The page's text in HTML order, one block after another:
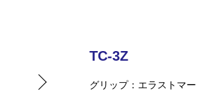
TC-3Z
グリップ
エラストマー